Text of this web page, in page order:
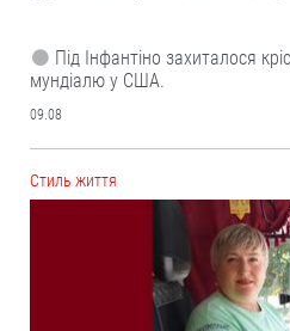
Під Інфантіно захиталося
мундіалю у США.
09.08
Cтиль життя